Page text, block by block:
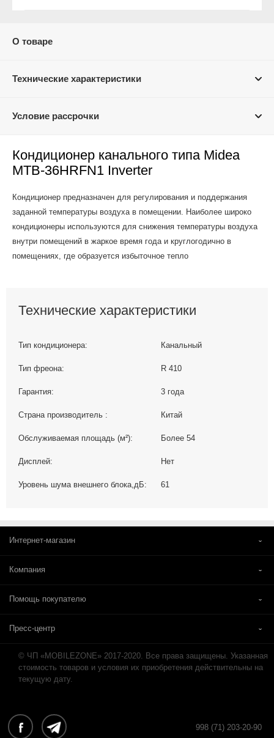
О товаре
Технические характеристики
Условие рассрочки
Кондиционер канального типа Midea
MTB-36HRFN1 Inverter
Кондиционер предназначен для регулирования и поддержания
заданной температуры воздуха в помещении. Наиболее широко
кондиционеры используются для снижения температуры воздуха
внутри помещений в жаркое время года и круглогодично в
помещениях, где образуется избыточное тепло
Технические характеристики
Тип кондиционера: Канальный
Тип фреона: R 410
Гарантия: 3 года
Страна производитель : Китай
Обслуживаемая площадь (м²): Более 54
Дисплей: Нет
Уровень шума внешнего блока,дБ: 61
Интернет-магазин
Компания
Помощь покупателю
Пресс-центр
© ЧП «MOBILEZONE» 2017-2020. Все права защищены. Указанная
стоимость товаров и условия их приобретения действительны на
текущую дату.
998 (71) 203-20-90